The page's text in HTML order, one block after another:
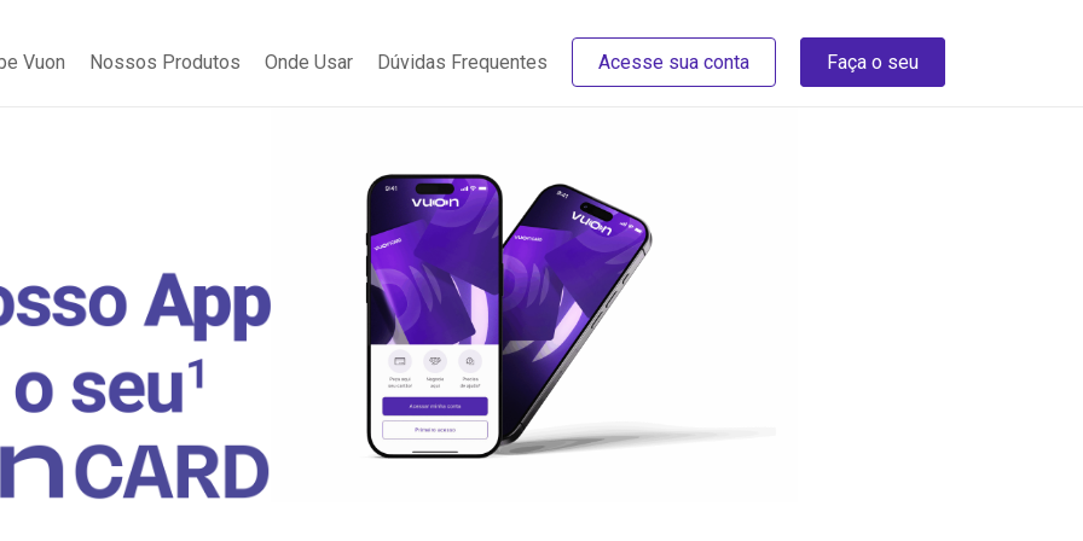
Vuon Nossos Produtos Onde Usar Dúvidas Frequentes Acesse sua conta Faça o seu